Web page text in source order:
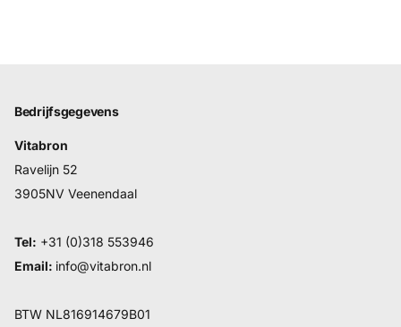
Bedrijfsgegevens
Vitabron
Ravelijn 52
3905NV Veenendaal
Tel: +31 (0)318 553946
Email: info@vitabron.nl
BTW NL816914679B01